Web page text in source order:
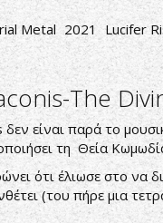
Metal 2021 Lucifer
The
είναι παρά το
τη Θεία
ότι έλιωσε στο να
(του πήρε μια